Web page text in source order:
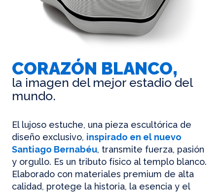
CORAZÓN BLANCO,
la imagen del mejor estadio del
mundo.
El lujoso estuche, una pieza escultórica de
diseño exclusivo, inspirado en el nuevo
Santiago Bernabéu, transmite fuerza, pasión
y orgullo. Es un tributo físico al templo blanco.
Elaborado con materiales premium de alta
calidad, protege la historia, la esencia y el